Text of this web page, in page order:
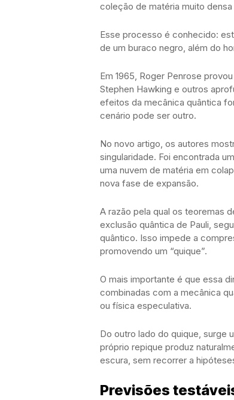
coleção de matéria muito
Esse processo é conhecido:
de um buraco negro, além do
Em 1965, Roger Penrose
Stephen Hawking e outros
efeitos da mecânica quântica
cenário pode ser outro.
No novo artigo, os autores
singularidade. Foi encontrada
uma nuvem de matéria em
nova fase de expansão.
A razão pela qual os teoremas
exclusão quântica de Pauli,
quântico. Isso impede a
promovendo um “quique”.
O mais importante é que essa
combinadas com a mecânica
ou física especulativa.
Do outro lado do quique, surge
próprio repique produz
escura, sem recorrer a
Previsões